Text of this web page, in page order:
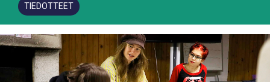
TIEDOTTEET